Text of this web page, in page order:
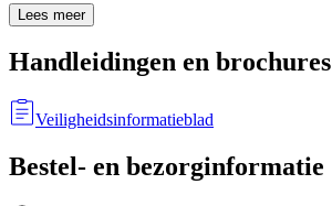
Lees meer
Handleidingen en brochures
Veiligheidsinformatieblad
Bestel- en bezorginformatie